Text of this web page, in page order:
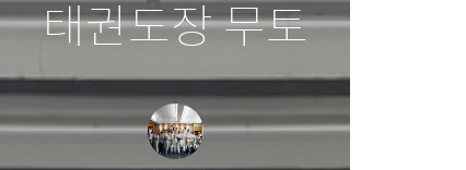
태권도장 무토